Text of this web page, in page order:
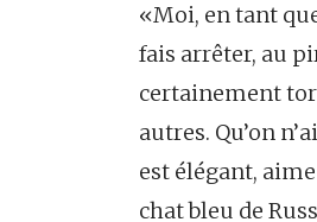
«Moi, en tant
fais arrêter, au
certainement
autres. Qu’on
est élégant,
chat bleu de